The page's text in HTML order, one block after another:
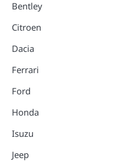
Bentley
Citroen
Dacia
Ferrari
Ford
Honda
Isuzu
Jeep